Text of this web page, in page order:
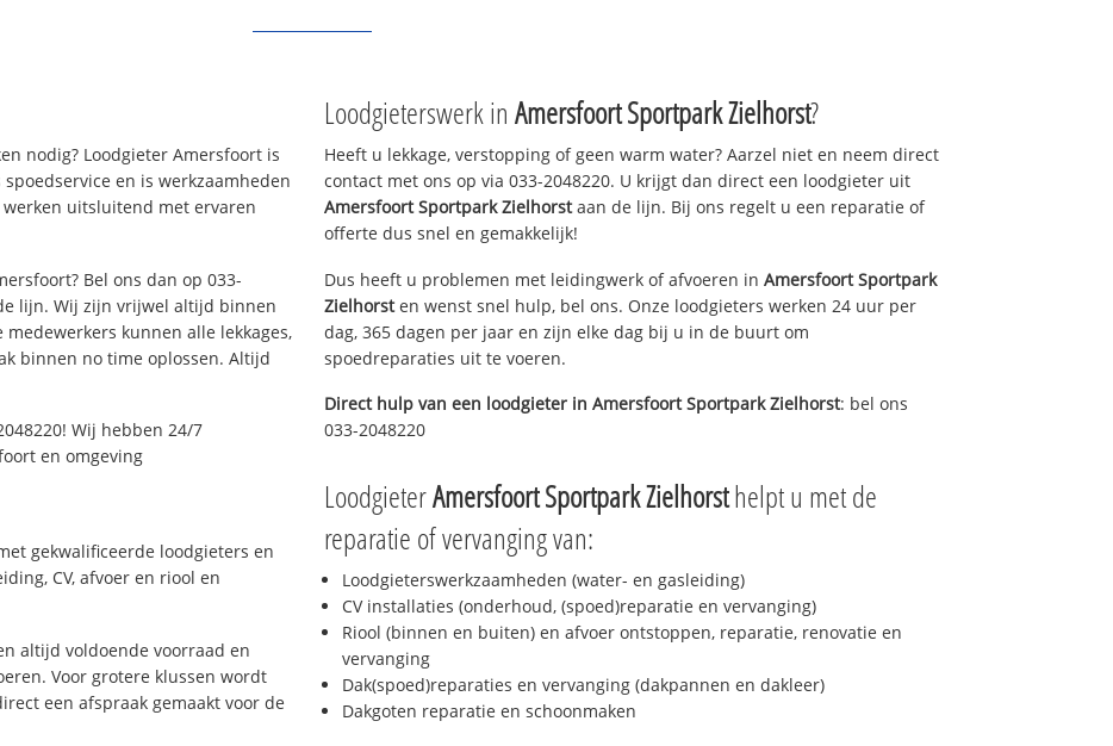
nodig? Loodgieter Amersfoort is
en is werkzaamheden
uitsluitend met ervaren
Bel ons dan op 033-
lijn. Wij zijn vrijwel altijd binnen
kunnen alle lekkages,
binnen no time oplossen. Altijd
Wij hebben 24/7
en omgeving
gekwalificeerde loodgieters en
CV, afvoer en riool en
altijd voldoende voorraad en
Voor grotere klussen wordt
een afspraak gemaakt voor de
Loodgieterswerk in Amersfoort Sportpark Zielhorst?
Heeft u lekkage, verstopping of geen warm water? Aarzel niet en neem direct
contact met ons op via 033-2048220. U krijgt dan direct een loodgieter uit
Amersfoort Sportpark Zielhorstaan de lijn. Bij ons regelt u een reparatie of
offerte dus snel en gemakkelijk!
Dus heeft u problemen met leidingwerk of afvoeren in Amersfoort Sportpark
Zielhorsten wenst snel hulp, bel ons. Onze loodgieters werken 24 uur per
dag, 365 dagen per jaar en zijn elke dag bij u in de buurt om
spoedreparaties uit te voeren.
Direct hulp van een loodgieter in Amersfoort Sportpark Zielhorst: bel ons
033-2048220
LoodgieterAmersfoort Sportpark Zielhorsthelpt u met de
reparatie of vervanging van:
Loodgieterswerkzaamheden (water- en gasleiding)
CV installaties (onderhoud, (spoed)reparatie en vervanging)
Riool (binnen en buiten) en afvoer ontstoppen, reparatie, renovatie en
vervanging
Dak(spoed)reparaties en vervanging (dakpannen en dakleer)
Dakgoten reparatie en schoonmaken